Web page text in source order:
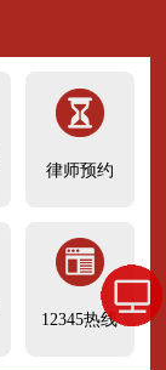
律师预约
12345热线